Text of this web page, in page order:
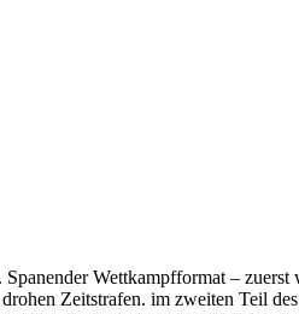
Wettkampfformat –
Zeitstrafen. im zweiten Teil